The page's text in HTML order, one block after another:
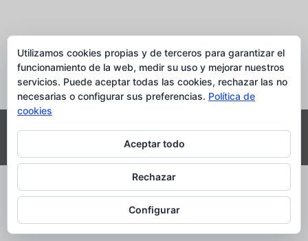
Derechos reservados. © 2015 - 2026
expresionconarte.com
Utilizamos cookies propias y de terceros para garantizar el
funcionamiento de la web, medir su uso y mejorar nuestros
servicios. Puede aceptar todas las cookies, rechazar las no
necesarias o configurar sus preferencias. Política de
cookies
Aceptar todo
Rechazar
Configurar